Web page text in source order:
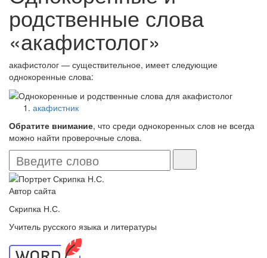
родственные слова
«акафистолог»
акафистолог — существительное, имеет следующие
однокоренные слова:
акафистник
Обратите внимание, что среди однокоренных слов не всегда
можно найти проверочные слова.
Автор сайта
Скрипка Н.С.
Учитель русского языка и литературы